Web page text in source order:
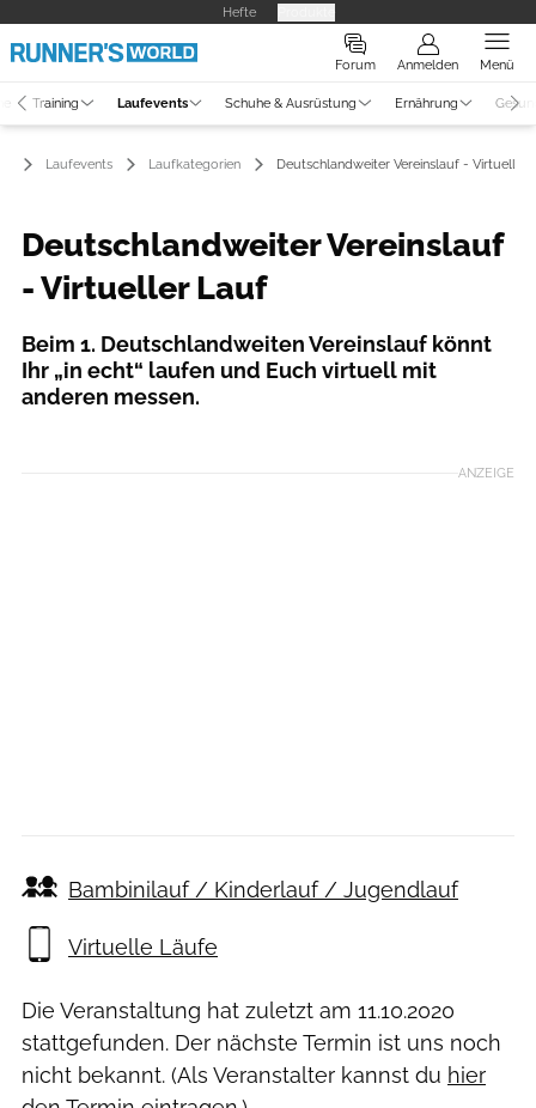
Hefte
Forum Anmelden Menü
Training Laufevents Schuhe & Ausrüstung Ernährung
Laufevents Laufkategorien Deutschlandweiter Vereinslauf - Virtueller
Deutschlandweiter Vereinslauf
- Virtueller Lauf
Beim 1. Deutschlandweiten Vereinslauf könnt
Ihr „in echt“ laufen und Euch virtuell mit
anderen messen.
ANZEIGE
Bambinilauf / Kinderlauf / Jugendlauf
Virtuelle Läufe
Die Veranstaltung hat zuletzt am 11.10.2020
stattgefunden. Der nächste Termin ist uns noch
nicht bekannt. (Als Veranstalter kannst du hier